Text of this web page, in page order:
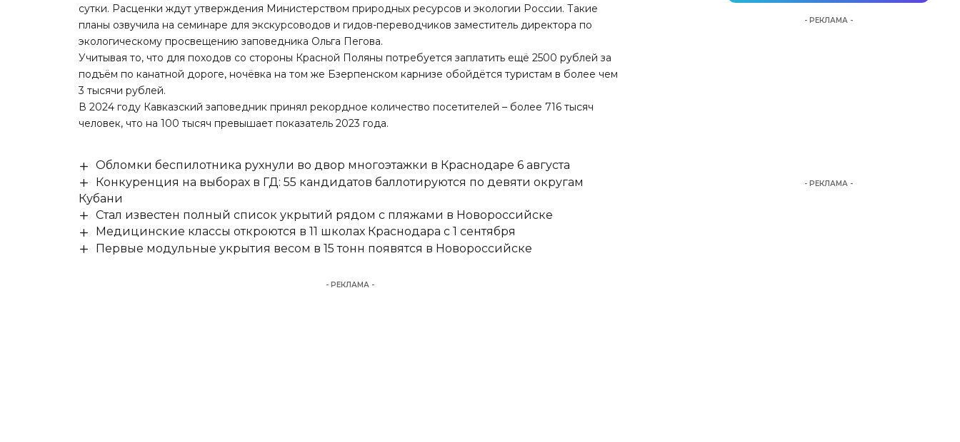
сутки. Расценки ждут утверждения Министерством природных ресурсов и экологии России. Такие
планы озвучила на семинаре для экскурсоводов и гидов-переводчиков заместитель директора по
экологическому просвещению заповедника Ольга Пегова.
Учитывая то, что для походов со стороны Красной Поляны потребуется заплатить ещё 2500 рублей за
подъём по канатной дороге, ночёвка на том же Бзерпенском карнизе обойдётся туристам в более чем
3 тысячи рублей.
В 2024 году Кавказский заповедник принял рекордное количество посетителей – более 716 тысяч
человек, что на 100 тысяч превышает показатель 2023 года.
Обломки беспилотника рухнули во двор многоэтажки в Краснодаре 6 августа
Конкуренция на выборах в ГД: 55 кандидатов баллотируются по девяти округам
Кубани
Стал известен полный список укрытий рядом с пляжами в Новороссийске
Медицинские классы откроются в 11 школах Краснодара с 1 сентября
Первые модульные укрытия весом в 15 тонн появятся в Новороссийске
- РЕКЛАМА -
- РЕКЛАМА -
- РЕКЛАМА -